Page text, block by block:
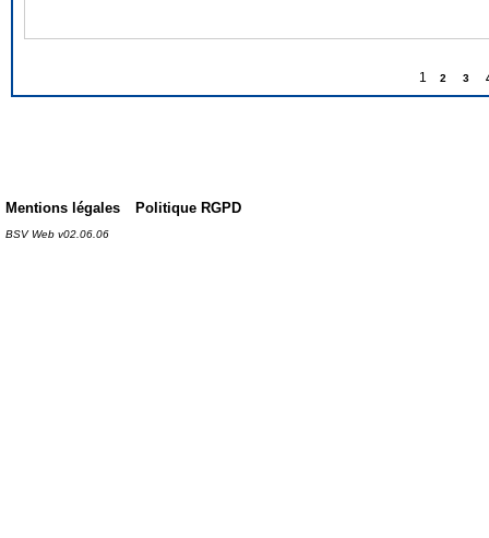
1 2 3
Mentions légales Politique RGPD
BSV Web v02.06.06